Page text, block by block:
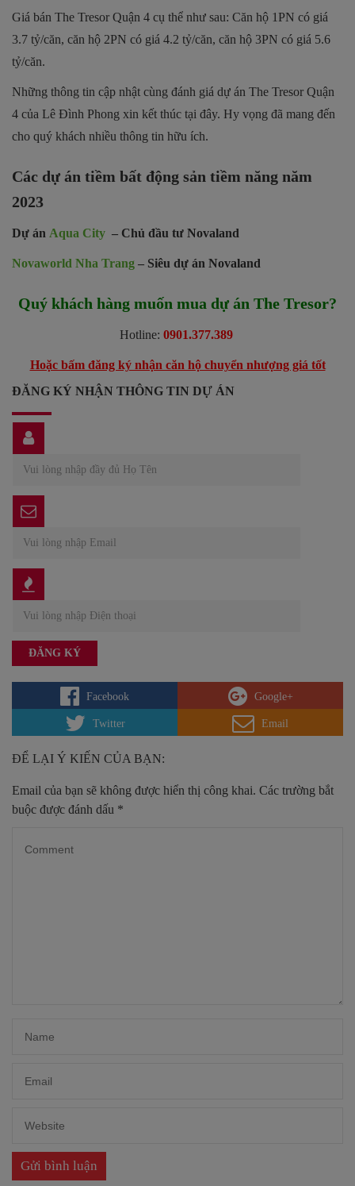
Giá bán The Tresor Quận 4 cụ thể như sau: Căn hộ 1PN có giá
3.7 tỷ/căn, căn hộ 2PN có giá 4.2 tỷ/căn, căn hộ 3PN có giá 5.6
tỷ/căn.
Những thông tin cập nhật cùng đánh giá dự án The Tresor Quận
4 của Lê Đình Phong xin kết thúc tại đây. Hy vọng đã mang đến
cho quý khách nhiều thông tin hữu ích.
Các dự án tiềm bất động sản tiềm năng năm
2023
Dự án Aqua City – Chủ đầu tư Novaland
Novaworld Nha Trang – Siêu dự án Novaland
Quý khách hàng muốn mua dự án The Tresor?
Hotline: 0901.377.389
Hoặc bấm đăng ký nhận căn hộ chuyển nhượng giá tốt
ĐĂNG KÝ NHẬN THÔNG TIN DỰ ÁN
Facebook Google+
Twitter Email
ĐỂ LẠI Ý KIẾN CỦA BẠN:
Email của bạn sẽ không được hiển thị công khai. Các trường bắt
buộc được đánh dấu *